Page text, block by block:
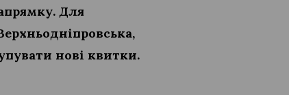
Для
нові квитки.